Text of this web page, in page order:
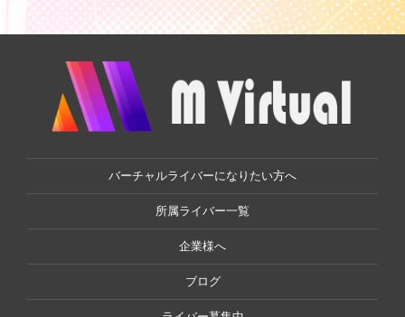
バーチャルライバーになりたい方へ
所属ライバー一覧
企業様へ
ブログ